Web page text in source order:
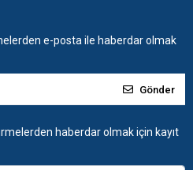
e-posta ile haberdar olmak
Gönder
haberdar olmak için kayıt